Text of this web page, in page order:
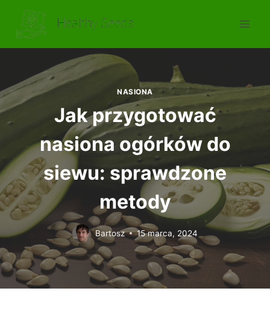
Przejdź
treści
NASIONA
Jak przygotować
nasiona ogórków do
siewu: sprawdzone
metody
Bartosz 15 marca, 2024